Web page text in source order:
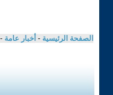
الصفحة الرئيسية - أخبار عامة -